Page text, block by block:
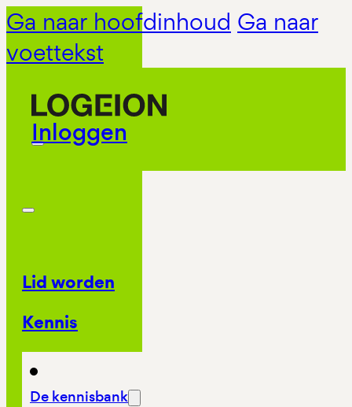
Ga naar hoofdinhoud Ga naar
voettekst
Inloggen
Lid worden
Kennis
De kennisbank